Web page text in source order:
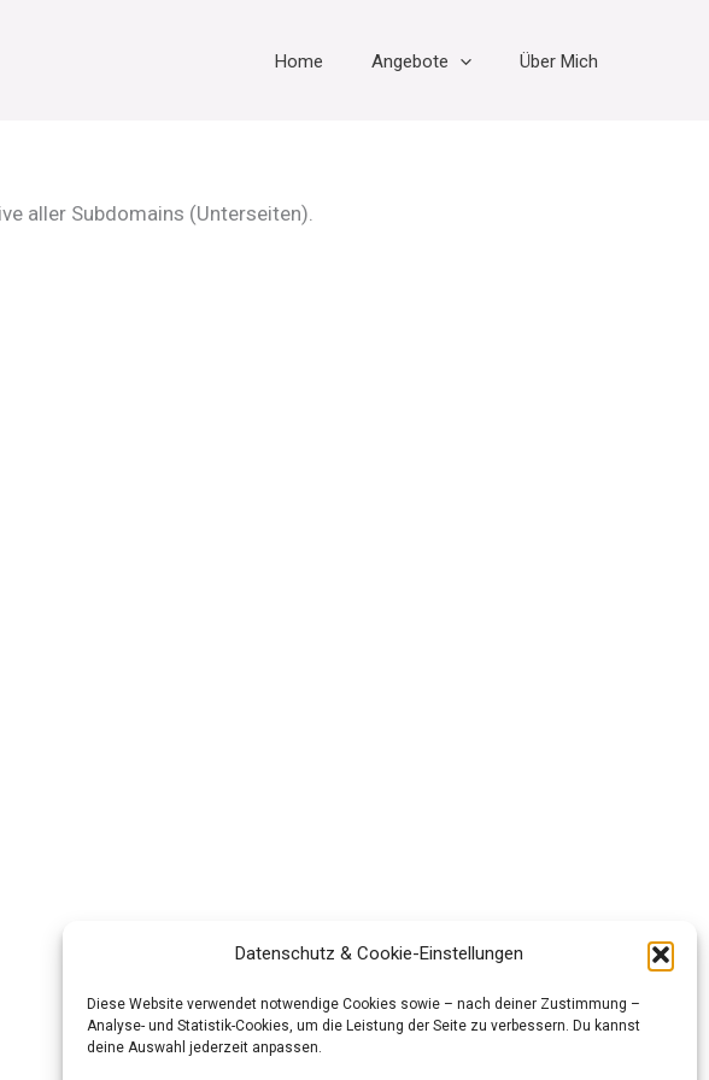
Datenschutz & Cookie-Einstellungen
Diese Website verwendet notwendige Cookies sowie – nach deiner Zustimmung –
Analyse- und Statistik-Cookies, um die Leistung der Seite zu verbessern. Du kannst
deine Auswahl jederzeit anpassen.
Home Angebote Über Mich
aller Subdomains (Unterseiten).